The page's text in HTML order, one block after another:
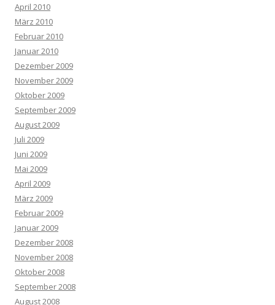
April 2010
März 2010
Februar 2010
Januar 2010
Dezember 2009
November 2009
Oktober 2009
September 2009
August 2009
Juli 2009
Juni 2009
Mai 2009
April 2009
März 2009
Februar 2009
Januar 2009
Dezember 2008
November 2008
Oktober 2008
September 2008
August 2008